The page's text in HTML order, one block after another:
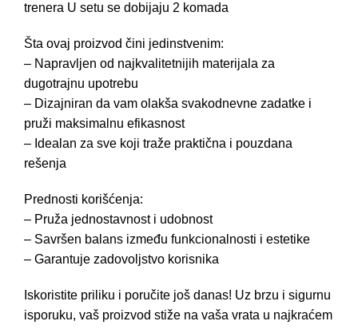
trenera U setu se dobijaju 2 komada
Šta ovaj proizvod čini jedinstvenim:
– Napravljen od najkvalitetnijih materijala za
dugotrajnu upotrebu
– Dizajniran da vam olakša svakodnevne zadatke i
pruži maksimalnu efikasnost
– Idealan za sve koji traže praktična i pouzdana
rešenja
Prednosti korišćenja:
– Pruža jednostavnost i udobnost
– Savršen balans između funkcionalnosti i estetike
– Garantuje zadovoljstvo korisnika
Iskoristite priliku i poručite još danas! Uz brzu i sigurnu
isporuku, vaš proizvod stiže na vaša vrata u najkraćem